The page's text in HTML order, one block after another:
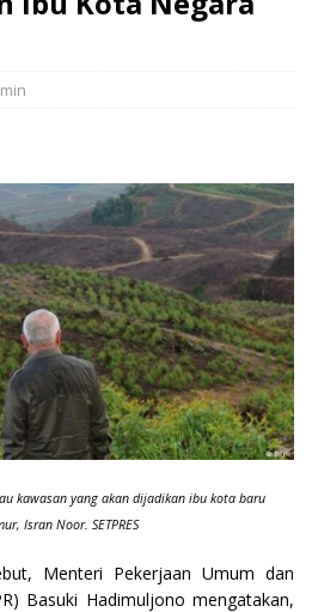
kawasan yang akan dijadikan ibu kota baru
Isran Noor. SETPRES
Menteri Pekerjaan Umum dan
Basuki Hadimuljono mengatakan,